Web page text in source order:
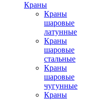
Краны
Краны
шаровые
латунные
Краны
шаровые
стальные
Краны
шаровые
чугунные
Краны